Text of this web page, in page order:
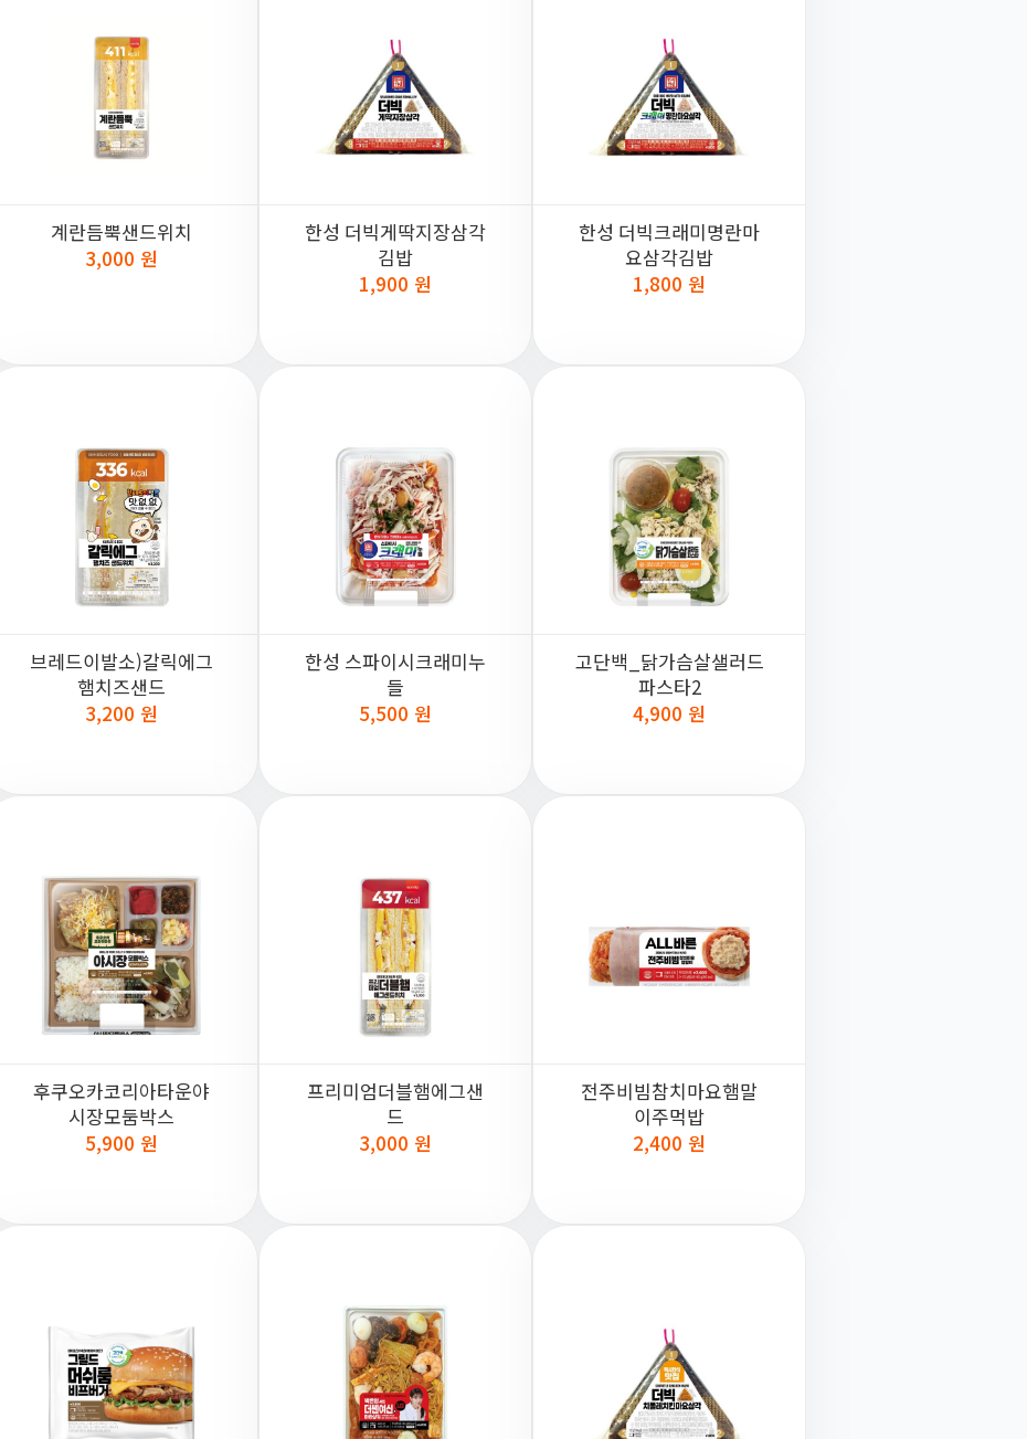
계란듬뿍샌드위치
3,000 원
한성 더빅게딱지장삼각
김밥
1,900 원
한성 더빅크래미명란마
요삼각김밥
1,800 원
브레드이발소)갈릭에그
햄치즈샌드
3,200 원
한성 스파이시크래미누
들
5,500 원
고단백_닭가슴살샐러드
파스타2
4,900 원
후쿠오카코리아타운야
시장모둠박스
5,900 원
프리미엄더블햄에그샌
드
3,000 원
전주비빔참치마요햄말
이주먹밥
2,400 원